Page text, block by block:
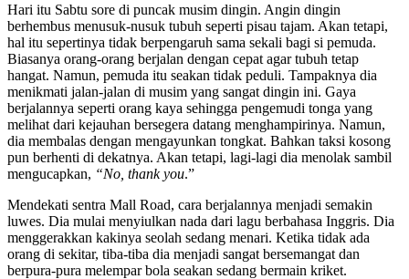
Hari itu Sabtu sore di puncak musim dingin. Angin dingin
berhembus menusuk-nusuk tubuh seperti pisau tajam. Akan tetapi,
hal itu sepertinya tidak berpengaruh sama sekali bagi si pemuda.
Biasanya orang-orang berjalan dengan cepat agar tubuh tetap
hangat. Namun, pemuda itu seakan tidak peduli. Tampaknya dia
menikmati jalan-jalan di musim yang sangat dingin ini. Gaya
berjalannya seperti orang kaya sehingga pengemudi tonga yang
melihat dari kejauhan bersegera datang menghampirinya. Namun,
dia membalas dengan mengayunkan tongkat. Bahkan taksi kosong
pun berhenti di dekatnya. Akan tetapi, lagi-lagi dia menolak sambil
mengucapkan, “No, thank you.”
Mendekati sentra Mall Road, cara berjalannya menjadi semakin
luwes. Dia mulai menyiulkan nada dari lagu berbahasa Inggris. Dia
menggerakkan kakinya seolah sedang menari. Ketika tidak ada
orang di sekitar, tiba-tiba dia menjadi sangat bersemangat dan
berpura-pura melempar bola seakan sedang bermain kriket.